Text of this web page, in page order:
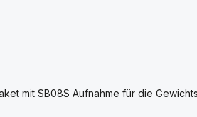
mit SB08S Aufnahme für die